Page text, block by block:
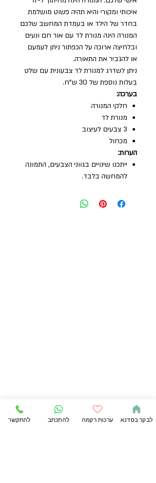
איכותי ומקורי והיא תהיה פשוט מושלמת
בחדר של הילד או בעמדת המחשב שלכם
המנורה הינה מנורת לד עם אור חם ונעים
ובלחיצה ארוכה על הכפתור ניתן לעמעם
או להגביר את התאורה.
ניתן לשדרג למנורת לד צבעונית עם שלט
בעלות נוספת של 30 ש"ח.
בערכה:
חלקי המנורה
מנורת לד
3 צבעים לעיצוב
מכחול
הערות:
ייתכנו שינויים בגווני הצבעים, התמונה
להמחשה בלבד.
להתקשר להתכתב ערכות רקמה לבקר בסדנא